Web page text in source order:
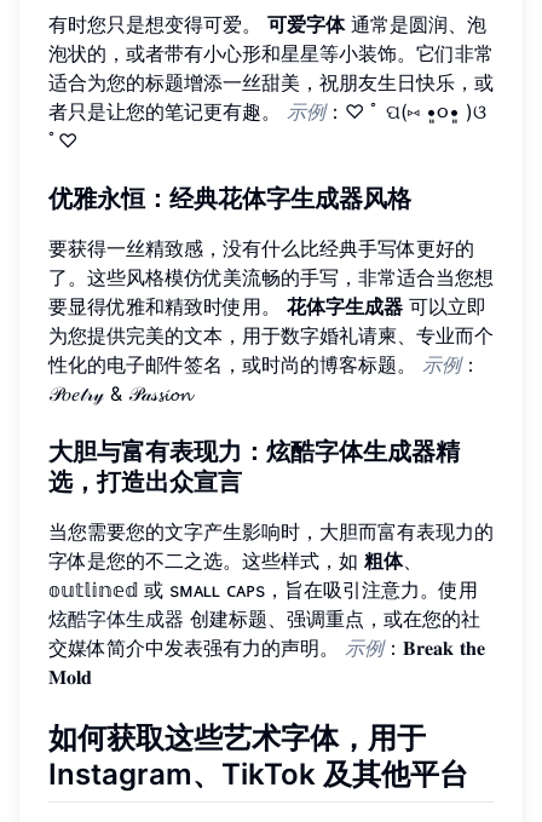
有时您只是想变得可爱。 可爱字体通常是圆润、泡
泡状的，或者带有小心形和星星等小装饰。它们非常
适合为您的标题增添一丝甜美，祝朋友生日快乐，或
者只是让您的笔记更有趣。 示例：♡ ﾟ ପ(⑅ •͈૦•͈ )ଓ
ﾟ♡
优雅永恒：经典花体字生成器风格
要获得一丝精致感，没有什么比经典手写体更好的
了。这些风格模仿优美流畅的手写，非常适合当您想
要显得优雅和精致时使用。 花体字生成器 可以立即
为您提供完美的文本，用于数字婚礼请柬、专业而个
性化的电子邮件签名，或时尚的博客标题。 示例：
𝒫𝑜𝑒𝓉𝓇𝓎 & 𝒫𝒶𝓈𝓼𝓲𝓸𝓷
大胆与富有表现力：炫酷字体生成器精
选，打造出众宣言
当您需要您的文字产生影响时，大胆而富有表现力的
字体是您的不二之选。这些样式，如 粗体、
𝕠𝕦𝕥𝕝𝕚𝕟𝕖𝕕 或 sᴍᴀʟʟ ᴄᴀᴘs，旨在吸引注意力。使用
炫酷字体生成器 创建标题、强调重点，或在您的社
交媒体简介中发表强有力的声明。 示例：𝐁𝐫𝐞𝐚𝐤 𝐭𝐡𝐞
𝐌𝐨𝐥𝐝
如何获取这些艺术字体，用于
Instagram、TikTok 及其他平台